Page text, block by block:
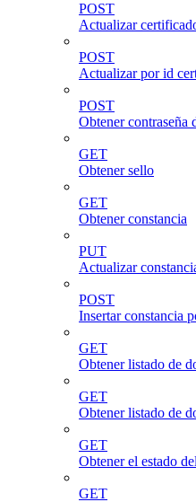
POST
Actualizar
POST
Actualizar por id
POST
Obtener contraseña
GET
Obtener sello
GET
Obtener constancia
PUT
Actualizar
POST
Insertar constancia
GET
Obtener listado de
GET
Obtener listado de
GET
Obtener el estado
GET